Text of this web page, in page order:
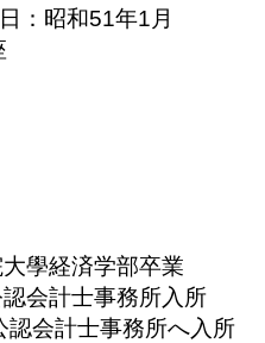
：昭和51年1月
學経済学部卒業
会計士事務所入所
会計士事務所へ入所